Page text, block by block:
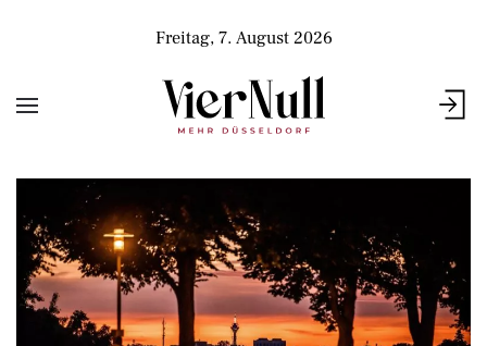
Freitag, 7. August 2026